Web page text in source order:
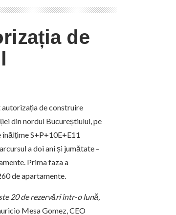
de
de construire
din nordul Bucureștiului, pe
S+P+10E+E11
a doi ani și jumătate –
Prima faza a
de apartamente.
20 de rezervări într-o lună,
Mesa Gomez, CEO